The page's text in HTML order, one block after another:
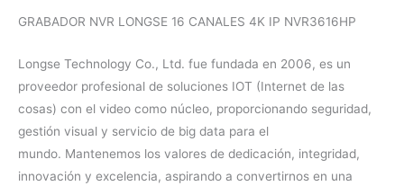
GRABADOR NVR LONGSE 16 CANALES 4K IP NVR3616HP
Longse Technology Co., Ltd. fue fundada en 2006, es un
proveedor profesional de soluciones IOT (Internet de las
cosas) con el video como núcleo, proporcionando seguridad,
gestión visual y servicio de big data para el
mundo. Mantenemos los valores de dedicación, integridad,
innovación y excelencia, aspirando a convertirnos en una